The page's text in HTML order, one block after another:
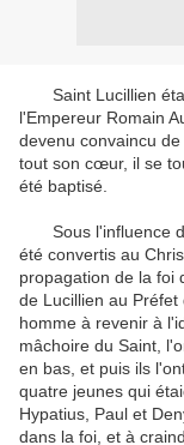
Saint Lucillien
l'Empereur Romain
devenu convaincu
tout son cœur, il se
été baptisé.
Sous l'influence
été convertis au
propagation de la foi
de Lucillien au
homme à revenir à
mâchoire du Saint,
en bas, et puis ils
quatre jeunes qui
Hypatius, Paul et
dans la foi, et à